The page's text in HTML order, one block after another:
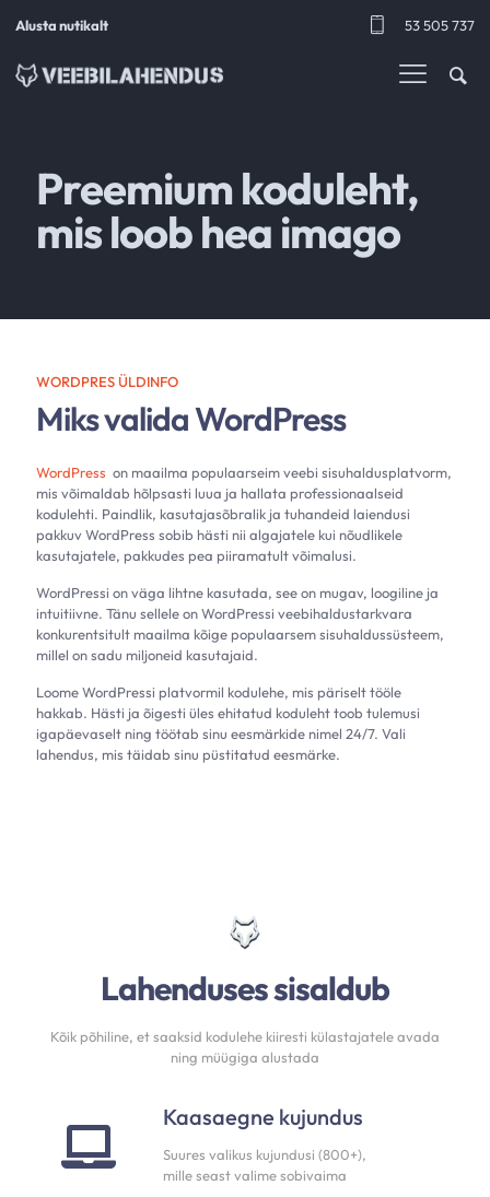
Alusta nutikalt 53 505 737
Preemium koduleht,
mis loob hea imago
WORDPRES ÜLDINFO
Miks valida WordPress
WordPress on maailma populaarseim veebi sisuhaldusplatvorm,
mis võimaldab hõlpsasti luua ja hallata professionaalseid
kodulehti. Paindlik, kasutajasõbralik ja tuhandeid laiendusi
pakkuv WordPress sobib hästi nii algajatele kui nõudlikele
kasutajatele, pakkudes pea piiramatult võimalusi.
WordPressi on väga lihtne kasutada, see on mugav, loogiline ja
intuitiivne. Tänu sellele on WordPressi veebihaldustarkvara
konkurentsitult maailma kõige populaarsem sisuhaldussüsteem,
millel on sadu miljoneid kasutajaid.
Loome WordPressi platvormil kodulehe, mis päriselt tööle
hakkab. Hästi ja õigesti üles ehitatud koduleht toob tulemusi
igapäevaselt ning töötab sinu eesmärkide nimel 24/7. Vali
lahendus, mis täidab sinu püstitatud eesmärke.
Lahenduses sisaldub
Kõik põhiline, et saaksid kodulehe kiiresti külastajatele avada
ning müügiga alustada
Kaasaegne kujundus
Suures valikus kujundusi (800+),
mille seast valime sobivaima